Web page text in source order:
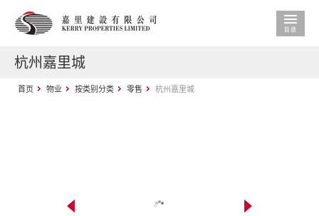
杭州嘉里城
首页 物业 按类别分类 零售 杭州嘉里城